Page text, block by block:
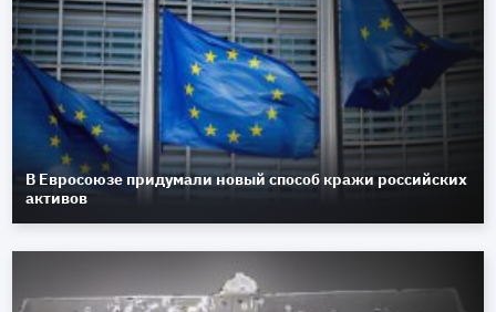
В Евросоюзе придумали новый способ кражи российских
активов